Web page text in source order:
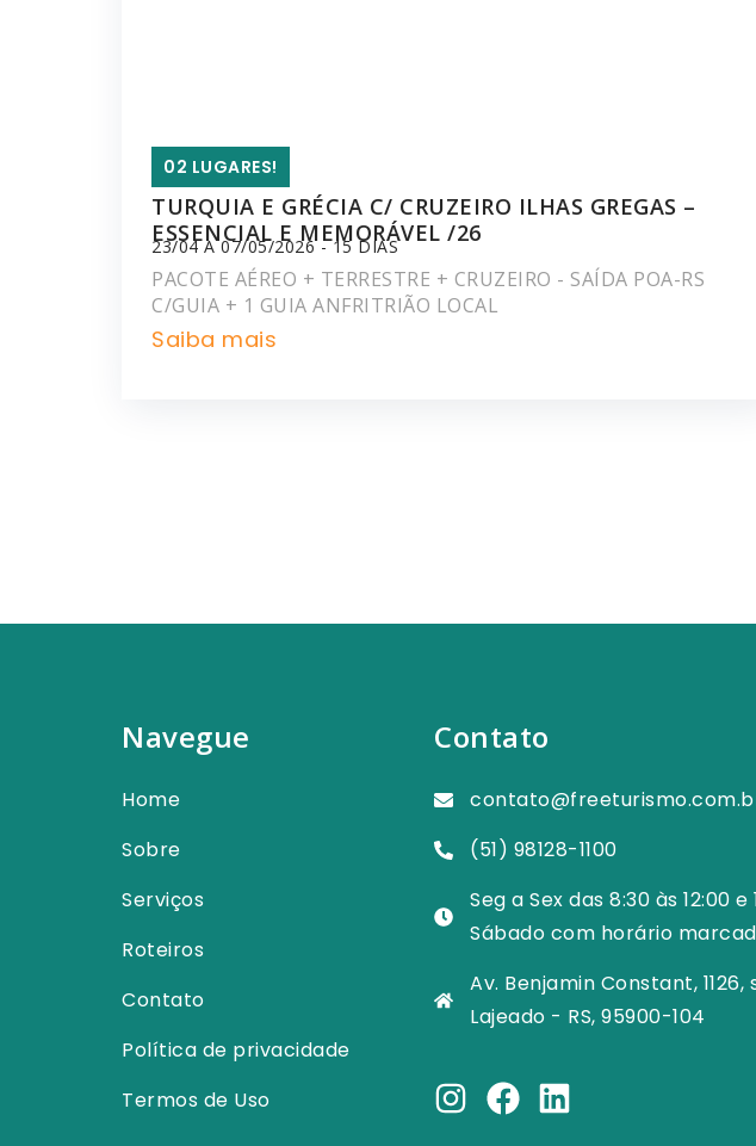
02 LUGARES!
TURQUIA E GRÉCIA C/ CRUZEIRO ILHAS GREGAS –
ESSENCIAL E MEMORÁVEL /26
23/04 A 07/05/2026 - 15 DIAS
PACOTE AÉREO + TERRESTRE + CRUZEIRO - SAÍDA POA-RS
C/GUIA + 1 GUIA ANFRITRIÃO LOCAL
Saiba mais
Navegue
Home
Sobre
Serviços
Roteiros
Contato
Política de privacidade
Termos de Uso
Contato
(51) 98128-1100
Seg a Sex das 8:30 às 12:00 e
Sábado com horário
Av. Benjamin Constant,
Lajeado - RS, 95900-104